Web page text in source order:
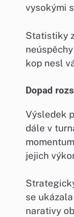
vysokými
Statistiky
kop nesl
Dopad
Výsledek
dále v
jejich
se
narativy